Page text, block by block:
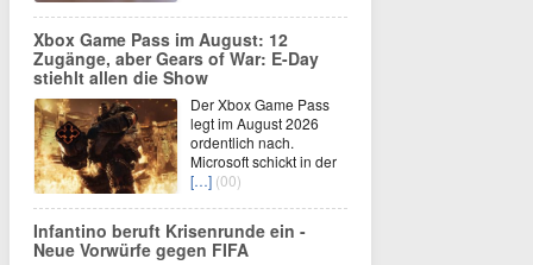
Xbox Game Pass im August: 12
Zugänge, aber Gears of War: E-Day
stiehlt allen die Show
Der Xbox Game Pass
legt im August 2026
ordentlich nach.
Microsoft schickt in der
[…] (00)
Infantino beruft Krisenrunde ein -
Neue Vorwürfe gegen FIFA